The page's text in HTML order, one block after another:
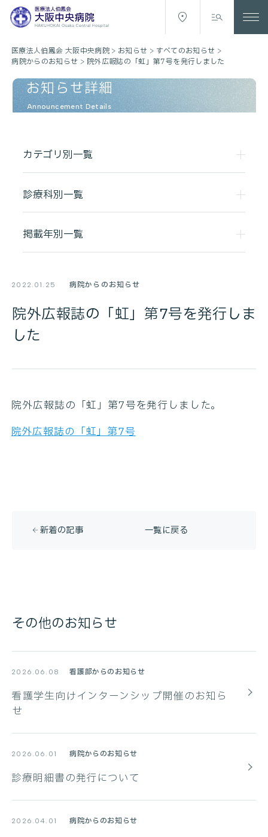
医療法人伯鳳会 大阪中央病院>お知らせ > すべてのお知らせ >
病院からのお知らせ > 院外広報誌の「虹」第7号を発行しました
お知らせ詳細
Announcement Details
カテゴリ別一覧
診療科別一覧
掲載年別一覧
2022.01.25 病院からのお知らせ
院外広報誌の「虹」第7号を発行しま
した
院外広報誌の「虹」第7号を発行しました。
院外広報誌の「虹」第7号
新着の記事 一覧に戻る
その他のお知らせ
2026.06.08 看護部からのお知らせ
看護学生向けインターンシップ開催のお知ら
せ
2026.06.01 病院からのお知らせ
診療明細書の発行について
2026.04.01 病院からのお知らせ